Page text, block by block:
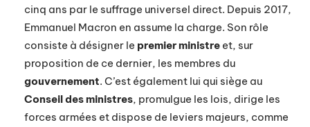
cinq ans par le suffrage universel direct. Depuis 2017,
Emmanuel Macron en assume la charge. Son rôle
consiste à désigner le premier ministre et, sur
proposition de ce dernier, les membres du
gouvernement. C’est également lui qui siège au
Conseil des ministres, promulgue les lois, dirige les
forces armées et dispose de leviers majeurs, comme